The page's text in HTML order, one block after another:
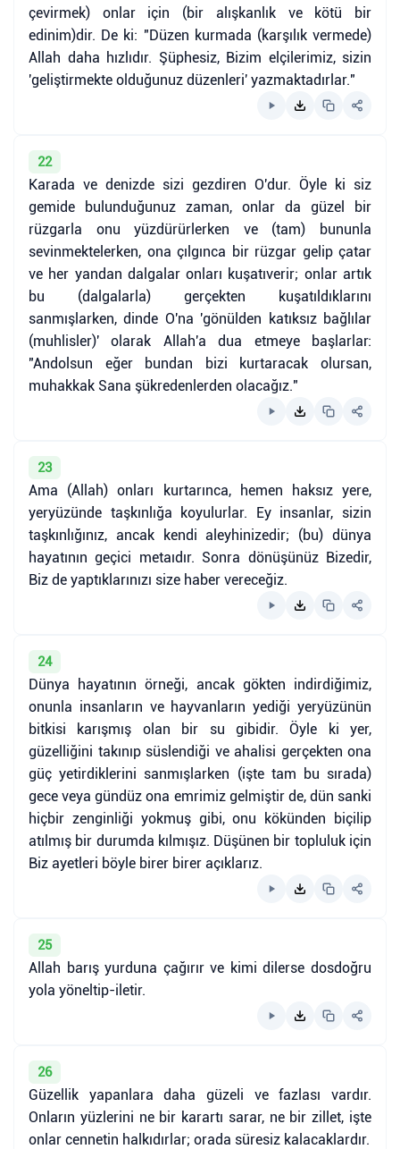
çevirmek) onlar için (bir alışkanlık ve kötü bir
edinim)dir. De ki: "Düzen kurmada (karşılık vermede)
Allah daha hızlıdır. Şüphesiz, Bizim elçilerimiz, sizin
'geliştirmekte olduğunuz düzenleri' yazmaktadırlar."
22
Karada ve denizde sizi gezdiren O'dur. Öyle ki siz
gemide bulunduğunuz zaman, onlar da güzel bir
rüzgarla onu yüzdürürlerken ve (tam) bununla
sevinmektelerken, ona çılgınca bir rüzgar gelip çatar
ve her yandan dalgalar onları kuşatıverir; onlar artık
bu (dalgalarla) gerçekten kuşatıldıklarını
sanmışlarken, dinde O'na 'gönülden katıksız bağlılar
(muhlisler)' olarak Allah'a dua etmeye başlarlar:
"Andolsun eğer bundan bizi kurtaracak olursan,
muhakkak Sana şükredenlerden olacağız."
23
Ama (Allah) onları kurtarınca, hemen haksız yere,
yeryüzünde taşkınlığa koyulurlar. Ey insanlar, sizin
taşkınlığınız, ancak kendi aleyhinizedir; (bu) dünya
hayatının geçici metaıdır. Sonra dönüşünüz Bizedir,
Biz de yaptıklarınızı size haber vereceğiz.
24
Dünya hayatının örneği, ancak gökten indirdiğimiz,
onunla insanların ve hayvanların yediği yeryüzünün
bitkisi karışmış olan bir su gibidir. Öyle ki yer,
güzelliğini takınıp süslendiği ve ahalisi gerçekten ona
güç yetirdiklerini sanmışlarken (işte tam bu sırada)
gece veya gündüz ona emrimiz gelmiştir de, dün sanki
hiçbir zenginliği yokmuş gibi, onu kökünden biçilip
atılmış bir durumda kılmışız. Düşünen bir topluluk için
Biz ayetleri böyle birer birer açıklarız.
25
Allah barış yurduna çağırır ve kimi dilerse dosdoğru
yola yöneltip-iletir.
26
Güzellik yapanlara daha güzeli ve fazlası vardır.
Onların yüzlerini ne bir karartı sarar, ne bir zillet, işte
onlar cennetin halkıdırlar; orada süresiz kalacaklardır.